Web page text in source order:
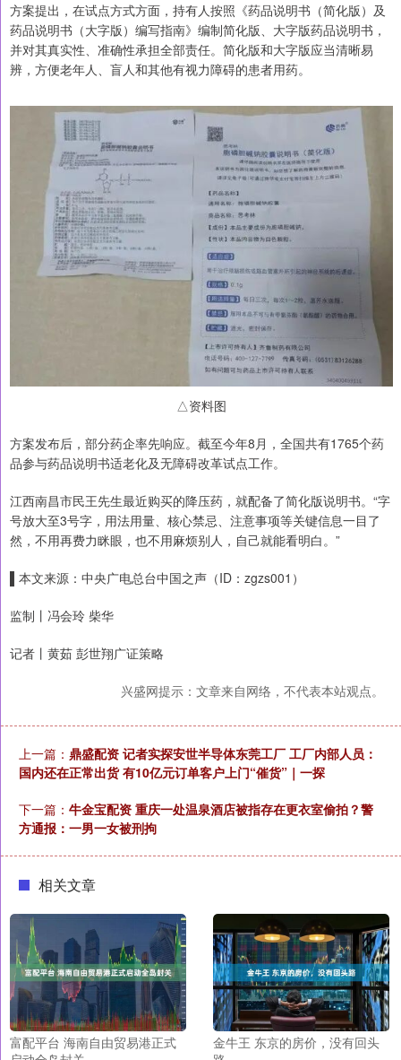
方案提出，在试点方式方面，持有人按照《药品说明书（简化版）及
药品说明书（大字版）编写指南》编制简化版、大字版药品说明书，
并对其真实性、准确性承担全部责任。简化版和大字版应当清晰易
辨，方便老年人、盲人和其他有视力障碍的患者用药。
△资料图
方案发布后，部分药企率先响应。截至今年8月，全国共有1765个药
品参与药品说明书适老化及无障碍改革试点工作。
江西南昌市民王先生最近购买的降压药，就配备了简化版说明书。“字
号放大至3号字，用法用量、核心禁忌、注意事项等关键信息一目了
然，不用再费力眯眼，也不用麻烦别人，自己就能看明白。”
▌本文来源：中央广电总台中国之声（ID：zgzs001）
监制丨冯会玲 柴华
记者丨黄茹 彭世翔广证策略
兴盛网提示：文章来自网络，不代表本站观点。
上一篇： 鼎盛配资 记者实探安世半导体东莞工厂 工厂内部人员：
国内还在正常出货 有10亿元订单客户上门“催货”｜一探
下一篇： 牛金宝配资 重庆一处温泉酒店被指存在更衣室偷拍？警
方通报：一男一女被刑拘
相关文章
富配平台 海南自由贸易港正式
金牛王 东京的房价，没有回头